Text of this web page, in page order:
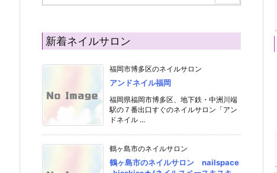
新着ネイルサロン
福岡市博多区のネイルサロン
アンドネイル福岡
福岡県福岡市博多区、地下鉄・中洲川端
駅の７番出口すぐのネイルサロン「アン
ドネイル ...
鶴ヶ島市のネイルサロン
鶴ヶ島市のネイルサロン nailspace